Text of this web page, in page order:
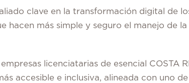
clave en la transformación digital de
hacen más simple y seguro el manejo de la
licenciatarias de esencial COSTA
accesible e inclusiva, alineada con uno